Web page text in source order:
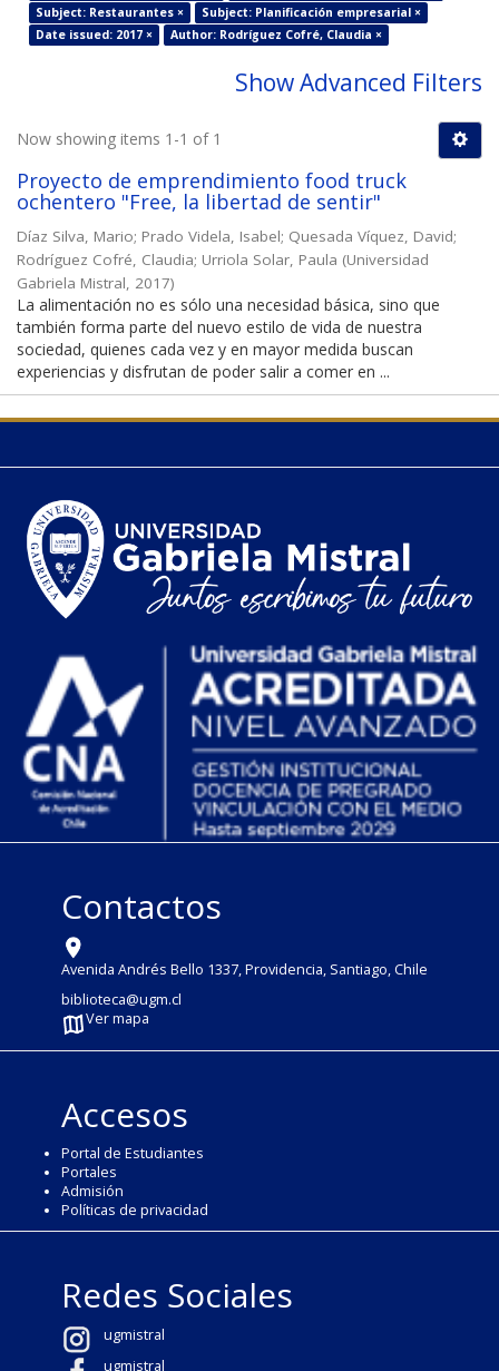
Subject: Restaurantes ×
Subject: Planificación empresarial ×
Date issued: 2017 ×
Author: Rodríguez Cofré, Claudia ×
Show Advanced Filters
Now showing items 1-1 of 1
Proyecto de emprendimiento food truck
ochentero "Free, la libertad de sentir"
Díaz Silva, Mario; Prado Videla, Isabel; Quesada Víquez, David;
Rodríguez Cofré, Claudia; Urriola Solar, Paula (Universidad
Gabriela Mistral, 2017)
La alimentación no es sólo una necesidad básica, sino que
también forma parte del nuevo estilo de vida de nuestra
sociedad, quienes cada vez y en mayor medida buscan
experiencias y disfrutan de poder salir a comer en ...
Contactos
Avenida Andrés Bello 1337, Providencia, Santiago, Chile
biblioteca@ugm.cl
Ver mapa
Accesos
Portal de Estudiantes
Portales
Admisión
Políticas de privacidad
Redes Sociales
ugmistral
ugmistral